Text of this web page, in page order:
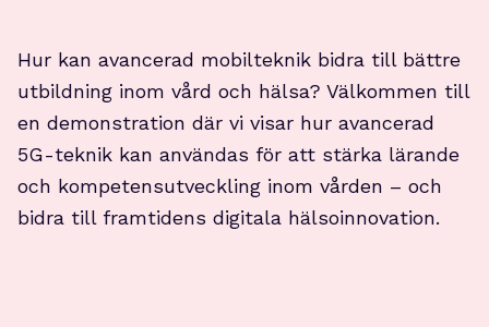
Hur kan avancerad mobilteknik bidra till bättre
utbildning inom vård och hälsa? Välkommen till
en demonstration där vi visar hur avancerad
5G-teknik kan användas för att stärka lärande
och kompetensutveckling inom vården – och
bidra till framtidens digitala hälsoinnovation.